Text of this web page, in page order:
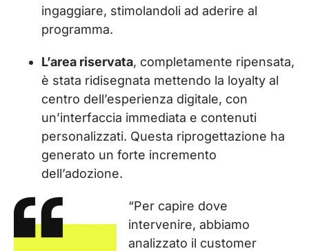
ingaggiare, stimolandoli ad aderire al
programma.
L’area riservata, completamente ripensata,
è stata ridisegnata mettendo la loyalty al
centro dell’esperienza digitale, con
un’interfaccia immediata e contenuti
personalizzati. Questa riprogettazione ha
generato un forte incremento
dell’adozione.
“Per capire dove
intervenire, abbiamo
analizzato il customer